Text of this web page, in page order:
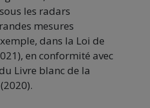
les radars
mesures
dans la Loi de
en conformité avec
Livre blanc de la